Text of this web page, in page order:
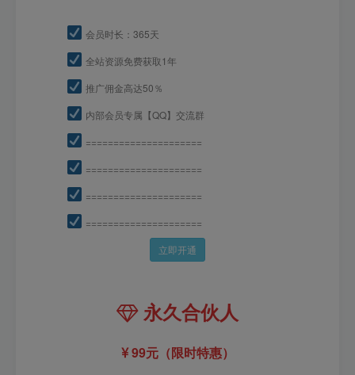
会员时长：365天
全站资源免费获取1年
推广佣金高达50％
内部会员专属【QQ】交流群
=====================
=====================
=====================
=====================
立即开通
永久合伙人
99元（限时特惠）